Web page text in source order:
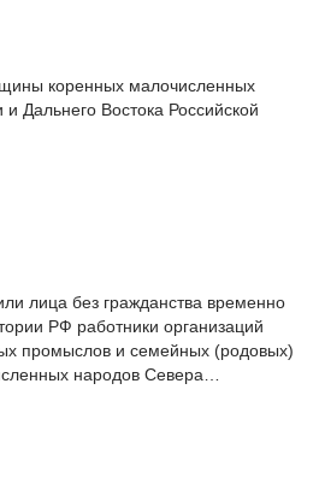
коренных малочисленных
Дальнего Востока Российской
лица без гражданства временно
РФ работники организаций
промыслов и семейных (родовых)
народов Севера…